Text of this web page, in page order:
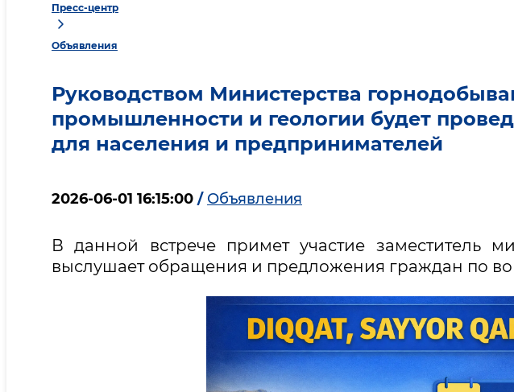
Пресс-центр
Объявления
Руководством Министерства
промышленности и геологии будет
для населения и предпринимателей
2026-06-01 16:15:00 / Объявления
В данной встрече примет участие заместитель
выслушает обращения и предложения граждан по